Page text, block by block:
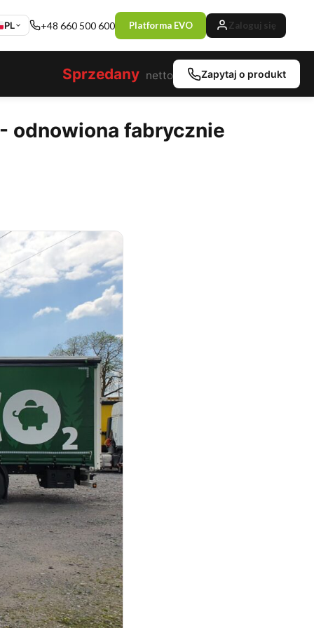
PL +48 660 500 600 Platforma EVO Zaloguj się
Sprzedany netto Zapytaj o produkt
odnowiona fabrycznie